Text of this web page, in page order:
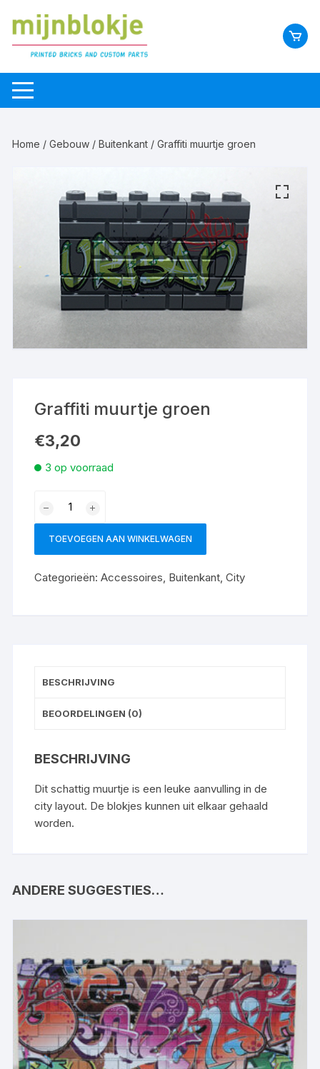
Home /Gebouw /Buitenkant / Graffiti muurtje groen
Graffiti muurtje groen
€3,20
3 op voorraad
TOEVOEGEN AAN WINKELWAGEN
Categorieën:Accessoires, Buitenkant,City
BESCHRIJVING
BEOORDELINGEN (0)
BESCHRIJVING
Dit schattig muurtje is een leuke aanvulling in de
city layout. De blokjes kunnen uit elkaar gehaald
worden.
ANDERE SUGGESTIES…